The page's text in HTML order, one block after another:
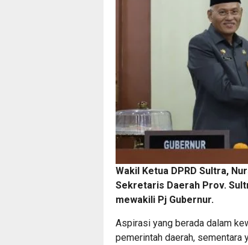
Wakil Ketua DPRD Sultra,
Sekretaris Daerah Prov.
mewakili Pj Gubernur.
Aspirasi yang berada dalam
pemerintah daerah, sementara